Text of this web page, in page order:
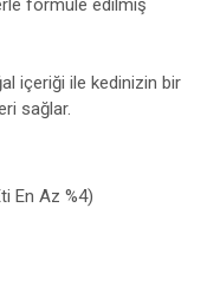
formüle edilmiş
içeriği ile kedinizin bir
sağlar.
En Az %4)